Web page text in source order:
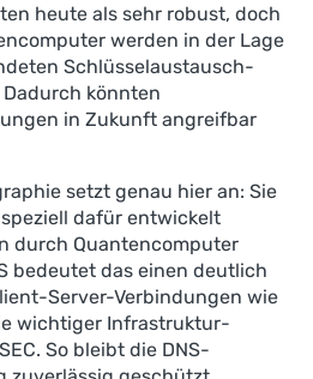
heute als sehr robust, doch
werden in der Lage
Schlüssel­austausch­
könnten
in Zukunft angreifbar
setzt genau hier an: Sie
dafür entwickelt
durch Quantencomputer
bedeutet das einen deutlich
Server-Verbindungen wie
wichtiger Infrastruktur­
So bleibt die DNS-